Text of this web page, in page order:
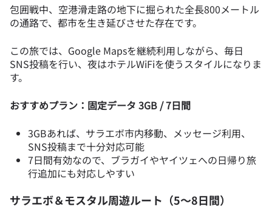
包囲戦中、空港滑走路の地下に掘られた全長800メートル
の通路で、都市を生き延びさせた存在です。
この旅では、Google Mapsを継続利用しながら、毎日
SNS投稿を行い、夜はホテルWiFiを使うスタイルになりま
す。
おすすめプラン：固定データ 3GB / 7日間
3GBあれば、サラエボ市内移動、メッセージ利用、
SNS投稿まで十分対応可能
7日間有効なので、ブラガイやヤイツェへの日帰り旅
行追加にも対応しやすい
サラエボ＆モスタル周遊ルート（5〜8日間）